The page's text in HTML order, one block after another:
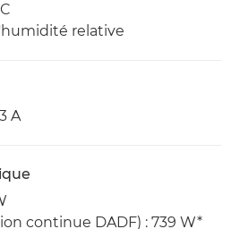
relative
A
continue DADF) : 739 W*